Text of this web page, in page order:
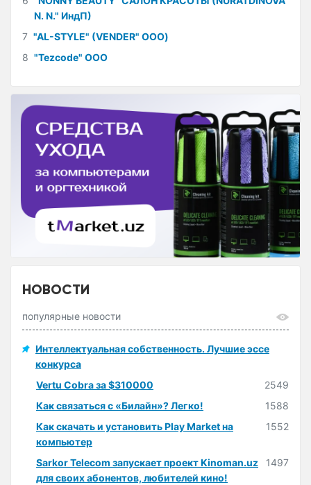
N. N." ИндП)
7 "AL-STYLE" (VENDER" ООО)
8 "Tezcode" ООО
НОВОСТИ
популярные новости
Интеллектуальная собственность. Лучшие эссе
конкурса
Vertu Cobra за $310000
2549
Как связаться с «Билайн»? Легко!
1588
Как скачать и установить Play Market на
компьютер
1552
Sarkor Telecom запускает проект Kinoman.uz
для своих абонентов, любителей кино!
1497